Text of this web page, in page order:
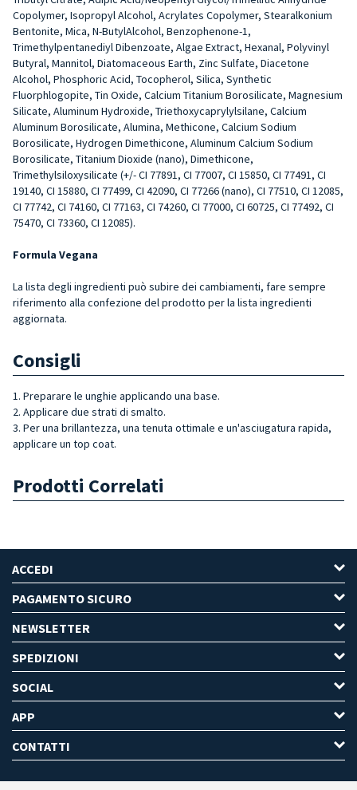
Copolymer, Isopropyl Alcohol, Acrylates Copolymer, Stearalkonium
Bentonite, Mica, N-ButylAlcohol, Benzophenone-1,
Trimethylpentanediyl Dibenzoate, Algae Extract, Hexanal, Polyvinyl
Butyral, Mannitol, Diatomaceous Earth, Zinc Sulfate, Diacetone
Alcohol, Phosphoric Acid, Tocopherol, Silica, Synthetic
Fluorphlogopite, Tin Oxide, Calcium Titanium Borosilicate, Magnesium
Silicate, Aluminum Hydroxide, Triethoxycaprylylsilane, Calcium
Aluminum Borosilicate, Alumina, Methicone, Calcium Sodium
Borosilicate, Hydrogen Dimethicone, Aluminum Calcium Sodium
Borosilicate, Titanium Dioxide (nano), Dimethicone,
Trimethylsiloxysilicate (+/- CI 77891, CI 77007, CI 15850, CI 77491, CI
19140, CI 15880, CI 77499, CI 42090, CI 77266 (nano), CI 77510, CI 12085,
CI 77742, CI 74160, CI 77163, CI 74260, CI 77000, CI 60725, CI 77492, CI
75470, CI 73360, CI 12085).
Formula Vegana
La lista degli ingredienti può subire dei cambiamenti, fare sempre
riferimento alla confezione del prodotto per la lista ingredienti
aggiornata.
Consigli
1. Preparare le unghie applicando una base.
2. Applicare due strati di smalto.
3. Per una brillantezza, una tenuta ottimale e un'asciugatura rapida,
applicare un top coat.
Prodotti Correlati
ACCEDI
PAGAMENTO SICURO
NEWSLETTER
SPEDIZIONI
SOCIAL
APP
CONTATTI